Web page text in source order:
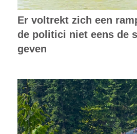
Er voltrekt zich een
de politici niet eens de
geven